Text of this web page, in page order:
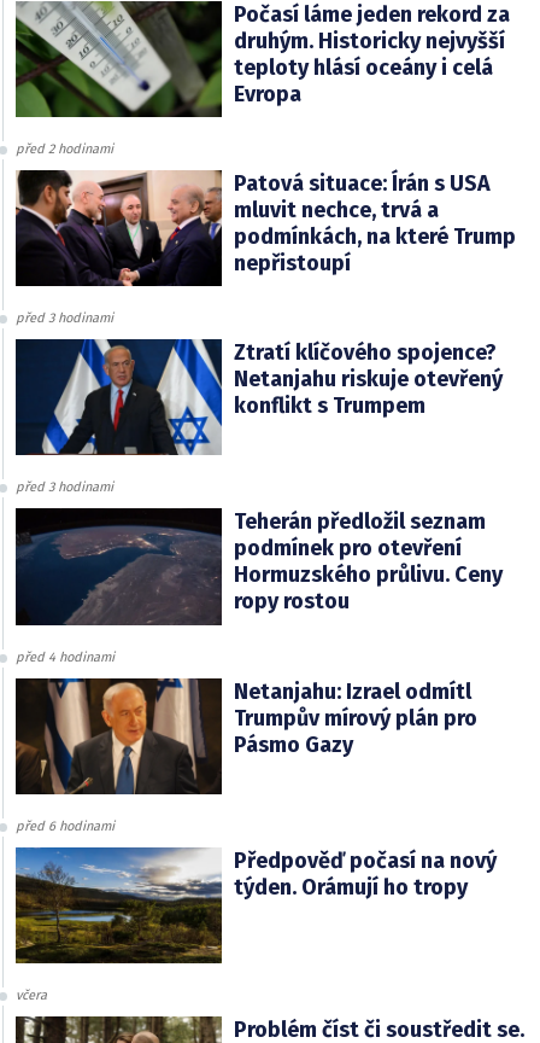
Počasí láme jeden rekord za
druhým. Historicky nejvyšší
teploty hlásí oceány i celá
Evropa
před 2 hodinami
Patová situace: Írán s USA
mluvit nechce, trvá a
podmínkách, na které Trump
nepřistoupí
před 3 hodinami
Ztratí klíčového spojence?
Netanjahu riskuje otevřený
konflikt s Trumpem
před 3 hodinami
Teherán předložil seznam
podmínek pro otevření
Hormuzského průlivu. Ceny
ropy rostou
před 4 hodinami
Netanjahu: Izrael odmítl
Trumpův mírový plán pro
Pásmo Gazy
před 6 hodinami
Předpověď počasí na nový
týden. Orámují ho tropy
včera
Problém číst či soustředit se.